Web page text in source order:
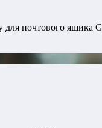
почтового ящика